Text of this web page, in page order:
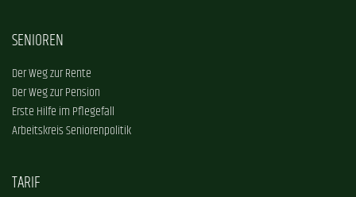
SENIOREN
Der Weg zur Rente
Der Weg zur Pension
Erste Hilfe im Pflegefall
Arbeitskreis Seniorenpolitik
TARIF